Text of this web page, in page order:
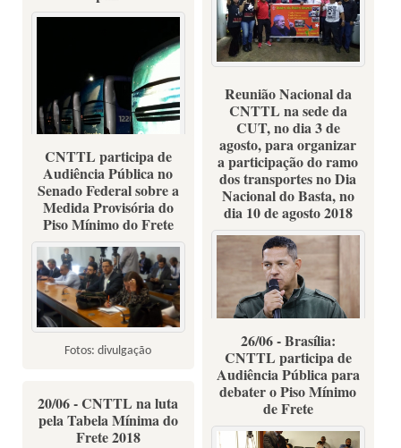
Dia do Basta - 10 de agosto de
2018
Reunião Nacional da
CNTTL na sede da
CUT, no dia 3 de
agosto, para organizar
a participação do ramo
dos transportes no Dia
Nacional do Basta, no
dia 10 de agosto 2018
Fotos: Dino Santos
CNTTL participa de
Audiência Pública no
Senado Federal sobre a
Medida Provisória do
Piso Mínimo do Frete
Fotos: divulgação
26/06 - Brasília:
CNTTL participa de
Audiência Pública para
debater o Piso Mínimo
de Frete
20/06 - CNTTL na luta
pela Tabela Mínima do
Frete 2018